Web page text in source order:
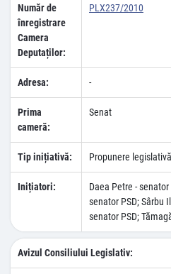
Număr de
înregistrare
Camera
Deputaților:
PLX237/2010
Adresa: -
Prima
cameră:
Senat
Tip inițiativă: Propunere legislativă
Inițiatori:
Daea Petre -
senator PSD; Sârbu
senator PSD;
Avizul Consiliului Legislativ: